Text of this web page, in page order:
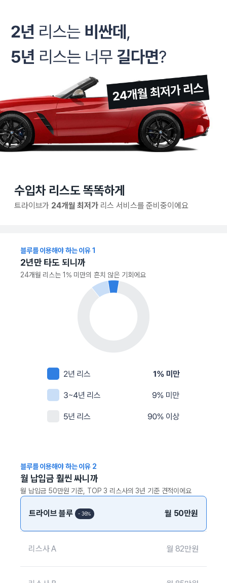
수입차 리스도 똑똑하게
트라이브가 24개월 최저가리스 서비스를 준비중이에요
블루를 이용해야 하는 이유1
2년만 타도 되니까
24개월 리스는 1% 미만의 흔치 않은 기회에요
블루를 이용해야 하는 이유 2
월 납입금 훨씬 싸니까
월 납입금 50만원 기준, TOP 3 리스사의 3년 기준 견적이에요
트라이브 블루 - 36% 월 50만원
리스사 A 월 82만원